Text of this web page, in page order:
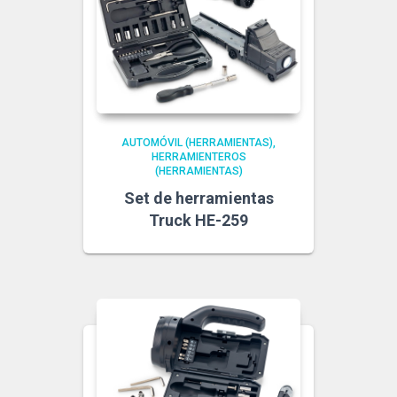
AUTOMÓVIL (HERRAMIENTAS)
HERRAMIENTEROS
(HERRAMIENTAS)
Set de herramientas
Truck HE-259